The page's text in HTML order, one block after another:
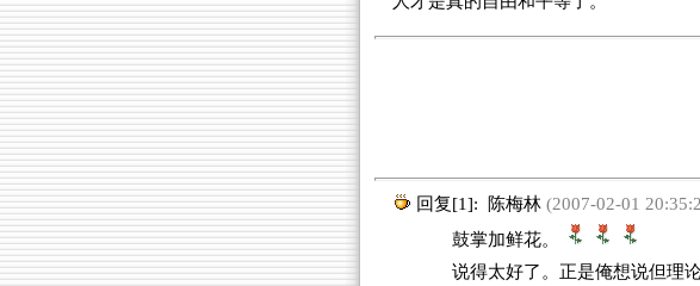
回复[1]: 陈梅林(2007-02-01
鼓掌加鲜花。
说得太好了。正是俺想说但理